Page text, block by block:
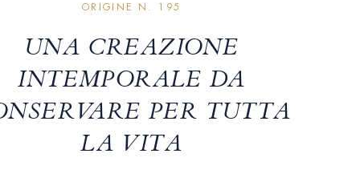
ORIGINE N. 195
UNA CREAZIONE
INTEMPORALE DA
PER TUTTA
LA VITA